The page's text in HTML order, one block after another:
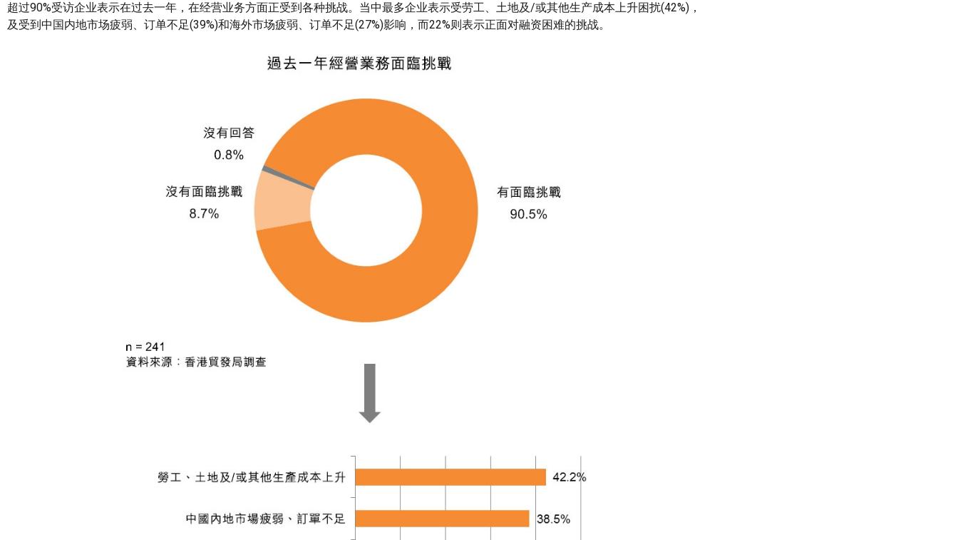
超过90%受访企业表示在过去一年，在经营业务方面正受到各种挑战。当中最多企业表示受劳工、土地及/或其他生产成本上升困扰(42%)，
及受到中国内地市场疲弱、订单不足(39%)和海外市场疲弱、订单不足(27%)影响，而22%则表示正面对融资困难的挑战。